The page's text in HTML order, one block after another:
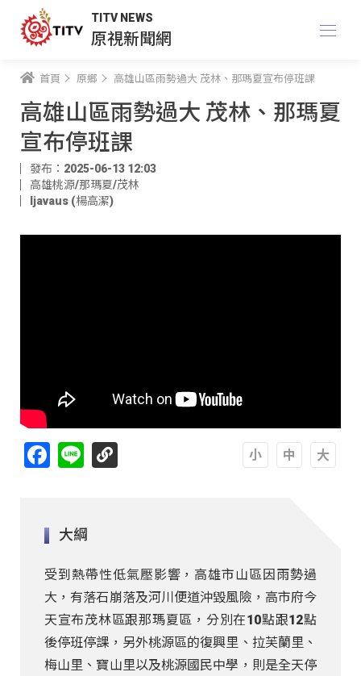
TITV NEWS
原視新聞網
首頁 原鄉 高雄山區雨勢過大 茂林、那瑪夏宣布停班課
高雄山區雨勢過大 茂林、那瑪夏
宣布停班課
發布：2025-06-13 12:03
高雄桃源/那瑪夏/茂林
ljavaus (楊高潔)
Facebook
Line
大綱
受到熱帶性低氣壓影響，高雄市山區因雨勢過
大，有落石崩落及河川便道沖毀風險，高市府今
天宣布茂林區跟那瑪夏區，分別在10點跟12點
後停班停課，另外桃源區的復興里、拉芙蘭里、
梅山里、寶山里以及桃源國民中學，則是全天停